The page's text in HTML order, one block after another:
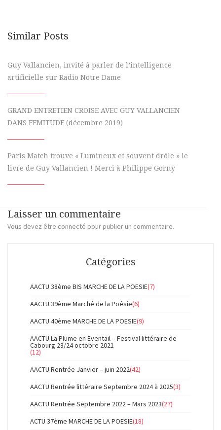
Similar Posts
Guy Vallancien, invité à parler de l’intelligence
artificielle sur Radio Notre Dame
GRAND ENTRETIEN CROISE AVEC GUY VALLANCIEN
DANS FEMITUDE (décembre 2019)
Paris Match trouve « Lumineux et souvent drôle » le
livre de Guy Vallancien ! Merci à Philippe Gorny
Laisser un commentaire
Vous devez être connecté pour publier un commentaire.
Catégories
AACTU 38ème BIS MARCHE DE LA POESIE(7)
AACTU 39ème Marché de la Poésie(6)
AACTU 40ème MARCHE DE LA POESIE(9)
AACTU La Plume en Eventail – Festival littéraire de
Cabourg 23/24 octobre 2021
(12)
AACTU Rentrée Janvier – juin 2022(42)
AACTU Rentrée littéraire Septembre 2024 à 2025(3)
AACTU Rentrée Septembre 2022 – Mars 2023(27)
ACTU 37ème MARCHE DE LA POESIE(18)